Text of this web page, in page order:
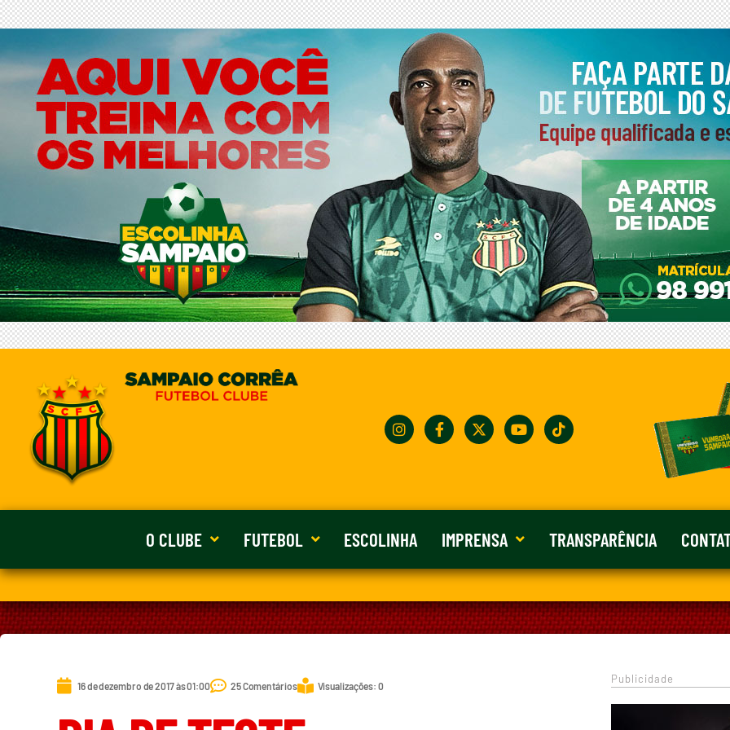
O CLUBE FUTEBOL ESCOLINHA IMPRENSA TRANSPARÊNCIA
16 de dezembro de 2017 às 01:00 25 Comentários Visualizações: 0
Publicidade